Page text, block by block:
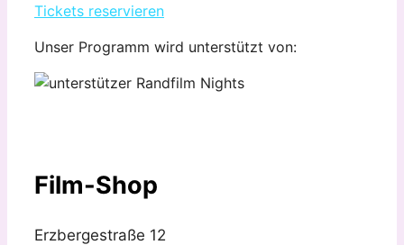
Tickets reservieren
Unser Programm wird unterstützt von:
Film-Shop
Erzbergestraße 12